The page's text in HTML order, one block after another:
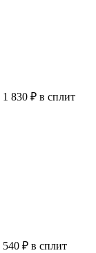
1 830 ₽ в сплит
540 ₽ в сплит